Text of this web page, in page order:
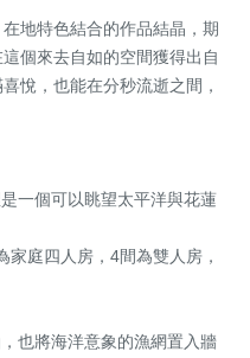
地特色結合的作品結晶，期
個來去自如的空間獲得出自
悅，也能在分秒流逝之間，
一個可以眺望太平洋與花蓮
庭四人房，4間為雙人房，
也將海洋意象的漁網置入牆